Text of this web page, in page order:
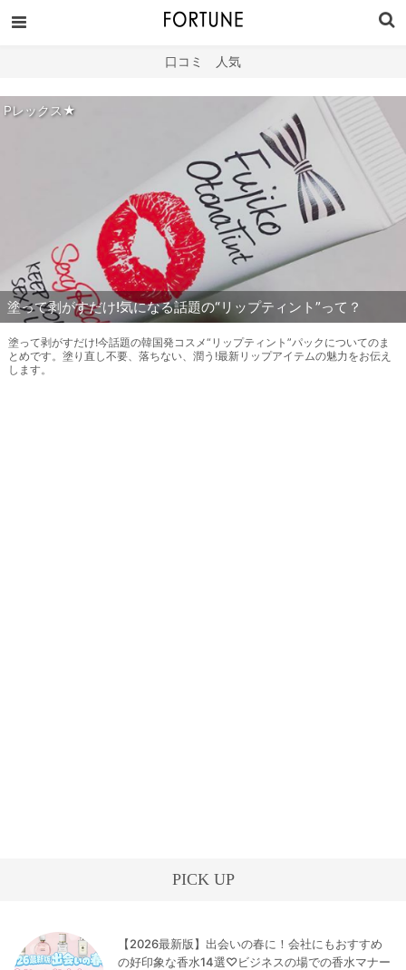
口コミ 人気
Pレックス★
塗って剥がすだけ!気になる話題の“リップティント”って？
塗って剥がすだけ!今話題の韓国発コスメ“リップティント”パックについてのま
とめです。塗り直し不要、落ちない、潤う!最新リップアイテムの魅力をお伝え
します。
PICK UP
【2026最新版】出会いの春に！会社にもおすすめ
の好印象な香水14選♡ビジネスの場での香水マナー